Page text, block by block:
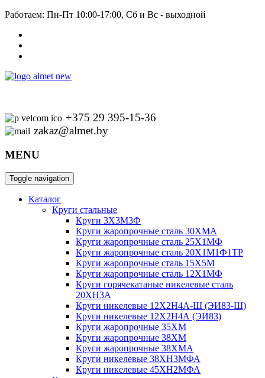
Работаем: Пн-Пт 10:00-17:00, Сб и Вс - выходной
+375 29 395-15-36
zakaz@almet.by
MENU
Toggle navigation
Каталог
Круги стальные
Круги 3Х3М3Ф
Круги жаропрочные сталь 30ХМА
Круги жаропрочные сталь 25Х1МФ
Круги жаропрочные сталь 20Х1М1Ф1ТР
Круги жаропрочные сталь 15Х5М
Круги жаропрочные сталь 12Х1МФ
Круги горячекатаные никелевые сталь
20ХН3А
Круги никелевые 12Х2Н4А-Ш (ЭИ83-Ш)
Круги никелевые 12Х2Н4А (ЭИ83)
Круги жаропрочные 35ХМ
Круги жаропрочные 38ХМ
Круги жаропрочные 38ХМА
Круги никелевые 38XH3MФА
Круги никелевые 45ХН2МФА